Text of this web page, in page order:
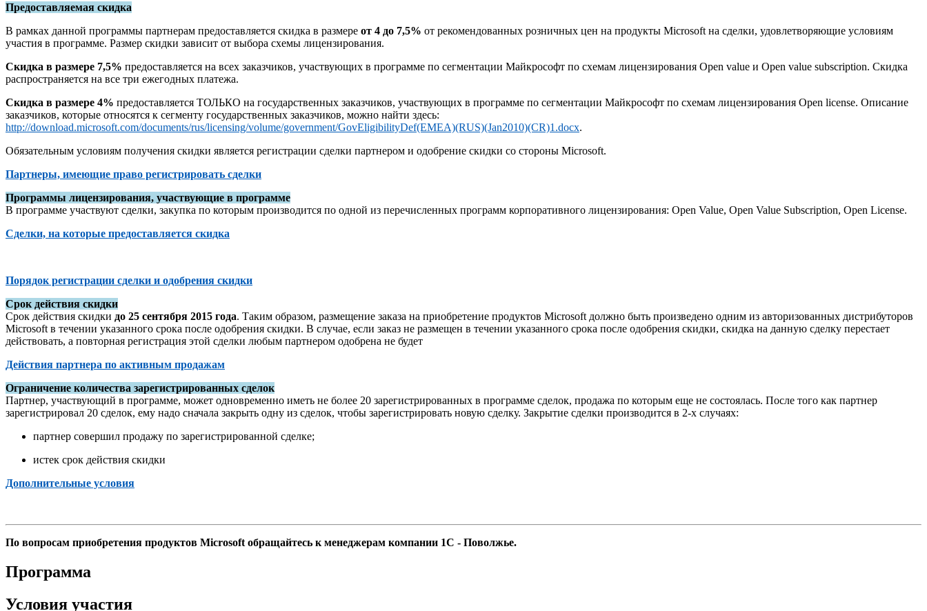
Предоставляемая скидка
В рамках данной программы партнерам предоставляется скидка в размере от 4 до 7,5% от рекомендованных розничных цен на продукты Microsoft на сделки, удовлетворяющие условиям
участия в программе. Размер скидки зависит от выбора схемы лицензирования.
Скидка в размере 7,5% предоставляется на всех заказчиков, участвующих в программе по сегментации Майкрософт по схемам лицензирования Open value и Open value subscription. Скидка
распространяется на все три ежегодных платежа.
Скидка в размере 4% предоставляется ТОЛЬКО на государственных заказчиков, участвующих в программе по сегментации Майкрософт по схемам лицензирования Open license. Описание
заказчиков, которые относятся к сегменту государственных заказчиков, можно найти здесь:
http://download.microsoft.com/documents/rus/licensing/volume/government/GovEligibilityDef(EMEA)(RUS)(Jan2010)(CR)1.docx.
Обязательным условиям получения скидки является регистрации сделки партнером и одобрение скидки со стороны Microsoft.
Партнеры, имеющие право регистрировать сделки
Программы лицензирования, участвующие в программе
В программе участвуют сделки, закупка по которым производится по одной из перечисленных программ корпоративного лицензирования: Open Value, Open Value Subscription, Open License.
Сделки, на которые предоставляется скидка
Порядок регистрации сделки и одобрения скидки
Срок действия скидки
Срок действия скидки до 25 сентября 2015 года. Таким образом, размещение заказа на приобретение продуктов Microsoft должно быть произведено одним из авторизованных дистрибуторов
Microsoft в течении указанного срока после одобрения скидки. В случае, если заказ не размещен в течении указанного срока после одобрения скидки, скидка на данную сделку перестает
действовать, а повторная регистрация этой сделки любым партнером одобрена не будет
Действия партнера по активным продажам
Ограничение количества зарегистрированных сделок
Партнер, участвующий в программе, может одновременно иметь не более 20 зарегистрированных в программе сделок, продажа по которым еще не состоялась. После того как партнер
зарегистрировал 20 сделок, ему надо сначала закрыть одну из сделок, чтобы зарегистрировать новую сделку. Закрытие сделки производится в 2-х случаях:
партнер совершил продажу по зарегистрированной сделке;
истек срок действия скидки
Дополнительные условия
По вопросам приобретения продуктов Microsoft обращайтесь к менеджерам компании 1С - Поволжье.
Программа
Условия участия